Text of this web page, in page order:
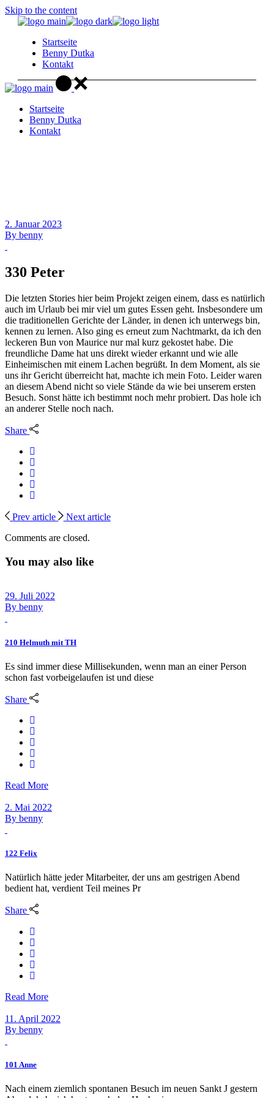
Skip to the content
Startseite
Benny Dutka
Kontakt
Startseite
Benny Dutka
Kontakt
2. Januar 2023
By benny
330 Peter
Die letzten Stories hier beim Projekt zeigen einem, dass es natürlich
auch im Urlaub bei mir viel um gutes Essen geht. Insbesondere um
die traditionellen Gerichte der Länder, in denen ich unterwegs bin,
kennen zu lernen. Also ging es erneut zum Nachtmarkt, da ich den
leckeren Bun von Maurice nur mal kurz gekostet habe. Die
freundliche Dame hat uns direkt wieder erkannt und wie alle
Einheimischen mit einem Lachen begrüßt. In dem Moment, als sie
uns ihr Gericht überreicht hat, machte ich mein Foto. Leider waren
an diesem Abend nicht so viele Stände da wie bei unserem ersten
Besuch. Sonst hätte ich bestimmt noch mehr probiert. Das hole ich
an anderer Stelle noch nach.
Share
Prev article
Next article
Comments are closed.
You may also like
29. Juli 2022
By benny
210 Helmuth mit TH
Es sind immer diese Millisekunden, wenn man an einer Person
schon fast vorbeigelaufen ist und diese
Share
Read More
2. Mai 2022
By benny
122 Felix
Natürlich hätte jeder Mitarbeiter, der uns am gestrigen Abend
bedient hat, verdient Teil meines Pr
Share
Read More
11. April 2022
By benny
101 Anne
Nach einem ziemlich spontanen Besuch im neuen Sankt J gestern